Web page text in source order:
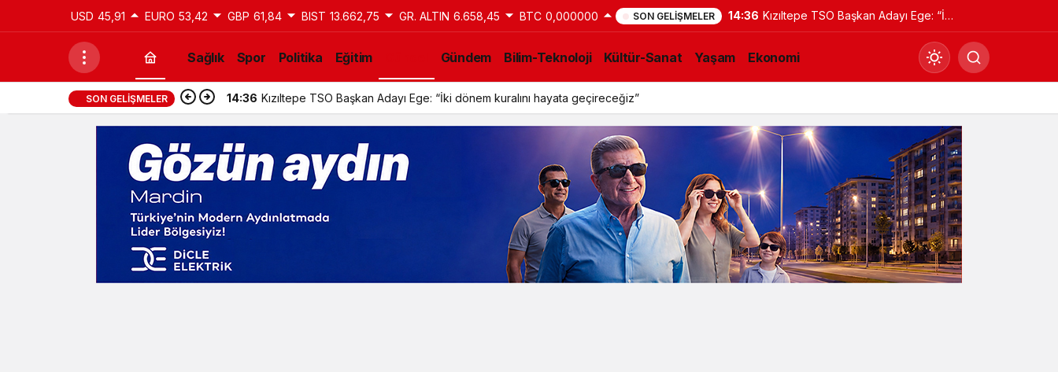
USD 45,91 EURO 53,42 GBP 61,84 BIST 13.662,75 GR. ALTIN 6.658,45 BTC 0,000000 SON GELIŞMELER 14:36 Kızıltepe TSO Başkan Adayı Ege: “İki
dönem kuralını hayata geçireceğiz”
Sağlık Spor Politika Eğitim Gündem Bilim-Teknoloji Kültür-Sanat Yaşam Ekonomi
Gündüz Modu
Gündüz modunu seçin.
Gece Modu
Gece modunu seçin.
SON GELIŞMELER 14:36 Kızıltepe TSO Başkan Adayı Ege: “İki dönem kuralını hayata geçireceğiz”